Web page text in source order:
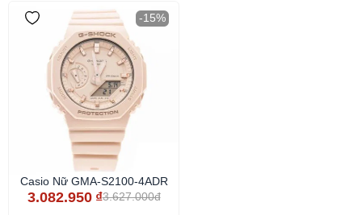
-15%
Casio Nữ GMA-S2100-4ADR
3.082.950 ₫3.627.000đ